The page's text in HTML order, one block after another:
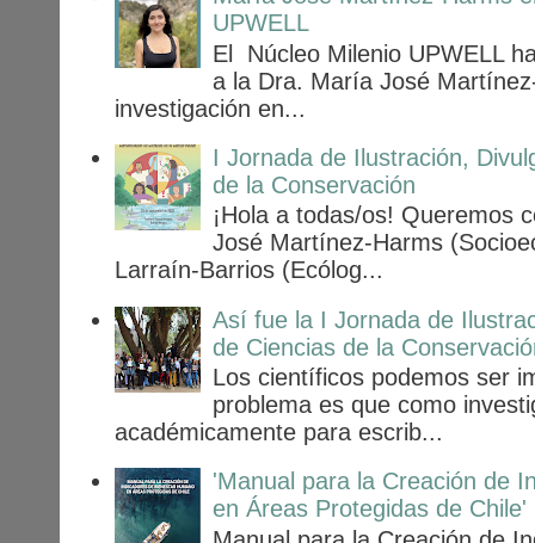
UPWELL
El Núcleo Milenio UPWELL
a la Dra. María José
investigación en...
I Jornada de Ilustración,
de la Conservación
¡Hola a todas/os! Queremos
José Martínez-Harms
Larraín-Barrios (Ecólog...
Así fue la I Jornada de
de Ciencias de la
Los científicos podemos ser
problema es que como
académicamente para escrib...
'Manual para la Creación de
en Áreas Protegidas de Chile'